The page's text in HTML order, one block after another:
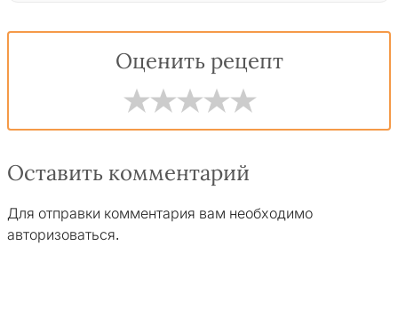
Оценить рецепт
Оставить комментарий
Для отправки комментария вам необходимо
авторизоваться.